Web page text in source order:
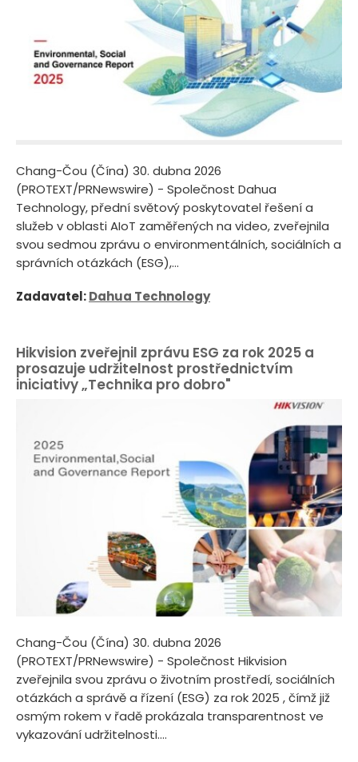
Chang-Čou (Čína) 30. dubna 2026
(PROTEXT/PRNewswire) - Společnost Dahua
Technology, přední světový poskytovatel řešení a
služeb v oblasti AIoT zaměřených na video, zveřejnila
svou sedmou zprávu o environmentálních, sociálních a
správních otázkách (ESG),...
Zadavatel:Dahua Technology
Hikvision zveřejnil zprávu ESG za rok 2025 a
prosazuje udržitelnost prostřednictvím
iniciativy „Technika pro dobro"
Chang-Čou (Čína) 30. dubna 2026
(PROTEXT/PRNewswire) - Společnost Hikvision
zveřejnila svou zprávu o životním prostředí, sociálních
otázkách a správě a řízení (ESG) za rok 2025 , čímž již
osmým rokem v řadě prokázala transparentnost ve
vykazování udržitelnosti....